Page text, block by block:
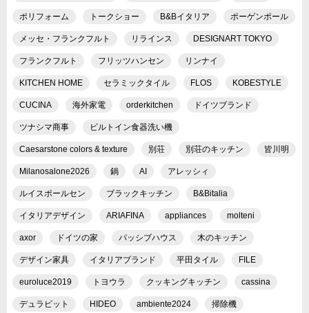
ポリフォーム トークショー B&Bイタリア ポーゲンポール
メッセ・フランクフルト リラインス DESIGNART TOKYO
フランクフルト フリッツハンセン リンナイ
KITCHEN HOME セラミックタイル FLOS KOBESTYLE
CUCINA 海外家電 orderkitchen ドイツブランド
ツナシマ商事 ビルトイン食器洗い機
Caesarstone colors & texture 別荘 別荘のキッチン 皆川明
Milanosalone2026 鍋 AI アレッシィ
ルイスポールセン ブラックキッチン B&Bitalia
イタリアデザイン ARIAFINA appliances molteni
axor ドイツの家 パッシブハウス 木のキッチン
デザイン家具 イタリアブランド 平田タイル FILE
euroluce2019 トヨウラ クッキングキッチン cassina
デュラビット HIDEO ambiente2024 掃除機